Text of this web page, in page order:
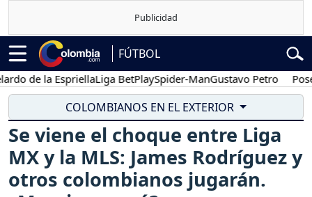
FÚTBOL
la EspriellaLiga BetPlaySpider-ManGustavo Petro
COLOMBIANOS EN EL EXTERIOR
Se viene el choque entre Liga
MX y la MLS: James Rodríguez y
otros colombianos jugarán.